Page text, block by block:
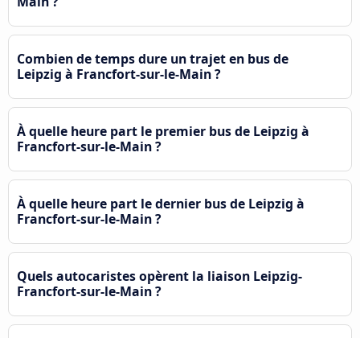
Combien de temps dure un trajet en bus de
Leipzig à Francfort-sur-le-Main ?
À quelle heure part le premier bus de Leipzig à
Francfort-sur-le-Main ?
À quelle heure part le dernier bus de Leipzig à
Francfort-sur-le-Main ?
Quels autocaristes opèrent la liaison Leipzig-
Francfort-sur-le-Main ?